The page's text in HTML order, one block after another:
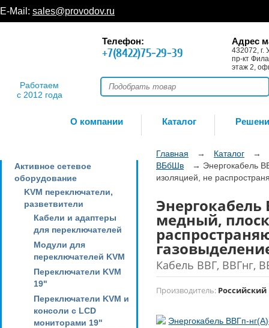
E-Mail: sales@provodov.ru
Работаем
с 2012 года
Телефон:
+7(8422)75-29-39
Адрес
432072, г.
пр-кт
этаж 2,
О компании Каталог
Активное сетевое
оборудование
KVM переключатели,
разветвители
Кабели и адаптеры
для переключателей
Модули для
переключателей KVM
Переключатели KVM
19"
Переключатели KVM и
консоли с LCD
мониторами 19"
Главная → Каталог
→
ВБбШв
→ Энергокабель
изоляцией, не
Энергокабель
медный,
Кабель ВВГ, ВВГнг,
Производитель: Российский